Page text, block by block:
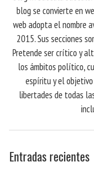
blog se convierte en
web adopta el nombre
2015. Sus secciones
Pretende ser crítico y
los ámbitos político,
espíritu y el objetivo
libertades de todas
Entradas recientes